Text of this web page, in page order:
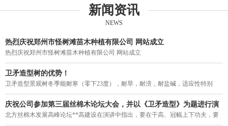
新闻资讯
NEWS
热烈庆祝郑州市怪树滩苗木种植有限公司 网站成立
热烈庆祝郑州市怪树滩苗木种植有限公司 网站成立
卫矛造型树的优势！
卫矛造型景观树冬季能耐寒（零下23度），耐旱，耐涝，耐盐碱，适应性特别
强。突破了四季常青造型不能过京津冀，东北，西北的局限，结束了我国寒冷地
区造型树冬季落叶的历史，填补了北方造型树一年四季无常青的空白。
庆祝公司参加第三届丝棉木论坛大会，并以《卫矛造型》为题进行演
讲。
北方丝棉木发展高峰论坛**高建设在演讲中指出，要在干高、冠幅上下功夫，要